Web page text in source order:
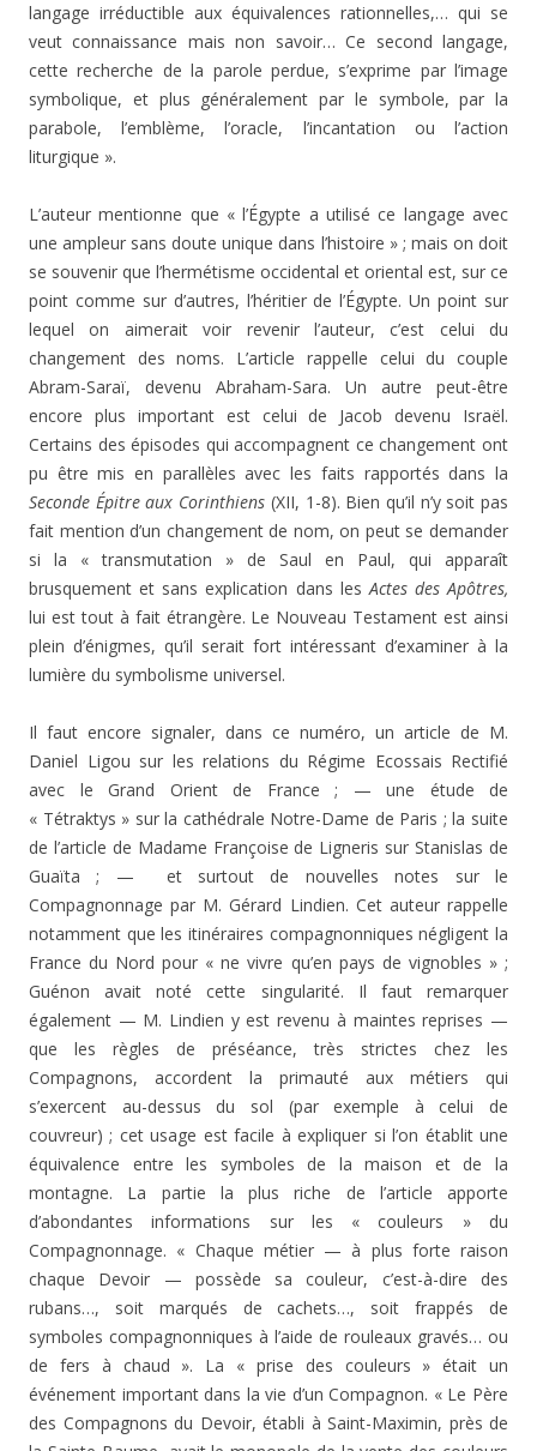
langage irréductible aux équivalences rationnelles,… qui se
veut connaissance mais non savoir… Ce second langage,
cette recherche de la parole perdue, s’exprime par l’image
symbolique, et plus généralement par le symbole, par la
parabole, l’emblème, l’oracle, l’incantation ou l’action
liturgique ».
L’auteur mentionne que « l’Égypte a utilisé ce langage avec
une ampleur sans doute unique dans l’histoire » ; mais on doit
se souvenir que l’hermétisme occidental et oriental est, sur ce
point comme sur d’autres, l’héritier de l’Égypte. Un point sur
lequel on aimerait voir revenir l’au­teur, c’est celui du
changement des noms. L’article rap­pelle celui du couple
Abram-Saraï, devenu Abraham-Sara. Un autre peut-être
encore plus important est celui de Jacob devenu Israël.
Certains des épisodes qui accompa­gnent ce changement ont
pu être mis en parallèles avec les faits rapportés dans la
Seconde Épitre aux Corinthiens (XII, 1-8). Bien qu’il n’y soit pas
fait mention d’un chan­gement de nom, on peut se demander
si la « transmuta­tion » de Saul en Paul, qui apparaît
brusquement et sans explication dans lesActes des Apôtres,
lui est tout à fait étrangère. Le Nouveau Testament est ainsi
plein d’énigmes, qu’il serait fort intéressant d’examiner à la
lumière du symbolisme universel.
Il faut encore signaler, dans ce numéro, un article de M.
Daniel Ligou sur les relations du Régime Ecossais Rec­tifié
avec le Grand Orient de France ; — une étude de
« Tétraktys » sur la cathédrale Notre-Dame de Paris ; la suite
de l’article de Madame Françoise de Ligneris sur Stanislas de
Guaïta ; — et surtout de nouvelles notes sur le
Compagnonnage par M. Gérard Lindien. Cet auteur rappelle
notamment que les itinéraires compagnonniques négligent la
France du Nord pour « ne vivre qu’en pays de vignobles » ;
Guénon avait noté cette singularité. Il faut remarquer
également — M. Lindien y est revenu à maintes reprises —
que les règles de préséance, très stric­tes chez les
Compagnons, accordent la primauté aux métiers qui
s’exercent au-dessus du sol (par exemple à celui de
couvreur) ; cet usage est facile à expliquer si l’on établit une
équivalence entre les symboles de la maison et de la
montagne. La partie la plus riche de l’article apporte
d’abondantes informations sur les « couleurs » du
Compagnonnage. « Chaque métier — à plus forte raison
chaque Devoir — possède sa couleur, c’est-à-dire des
rubans…, soit marqués de cachets…, soit frappés de
symboles compagnonniques à l’aide de rouleaux gravés… ou
de fers à chaud ». La « prise des couleurs » était un
événement important dans la vie d’un Compagnon. « Le Père
des Compagnons du Devoir, établi à Saint-Maximin, près de